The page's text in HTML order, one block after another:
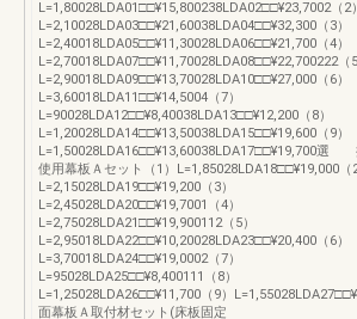
L=1,80028LDA01□□¥15,800238LDA02□□¥23,7002（2）
L=2,10028LDA03□□¥21,60038LDA04□□¥32,300（3）
L=2,40018LDA05□□¥11,30028LDA06□□¥21,700（4）
L=2,70018LDA07□□¥11,70028LDA08□□¥22,700222（5
L=2,90018LDA09□□¥13,70028LDA10□□¥27,000（6）
L=3,60018LDA11□□¥14,5004（7）
L=90028LDA12□□¥8,40038LDA13□□¥12,200（8）
L=1,20028LDA14□□¥13,50038LDA15□□¥19,600（9）
L=1,50028LDA16□□¥13,60038LDA17□□¥19,700選
使用幕板Ａセット（1）L=1,85028LDA18□□¥19,000（2
L=2,15028LDA19□□¥19,200（3）
L=2,45028LDA20□□¥19,7001（4）
L=2,75028LDA21□□¥19,900112（5）
L=2,95018LDA22□□¥10,20028LDA23□□¥20,400（6）
L=3,70018LDA24□□¥19,0002（7）
L=95028LDA25□□¥8,400111（8）
L=1,25028LDA26□□¥11,700（9）
面幕板Ａ取付材セット(床板固定